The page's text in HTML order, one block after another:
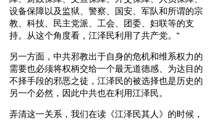
设备保障以及监狱、警察、国安、军队和所谓的宗
教、科技、民主党派、工会、团委、妇联等的支
持。从这个角度看，江泽民利用了共产党。”
另一方面，中共邪教出于自身的危机和维系权力的
需要也必须将权柄交给一个最无道德感、为达目的
不择手段的邪恶之徒，江泽民的被选择也是历史的
另一个必然，因此中共也在利用江泽民。
弄清这一关系，我们在读《江泽民其人》的时候，